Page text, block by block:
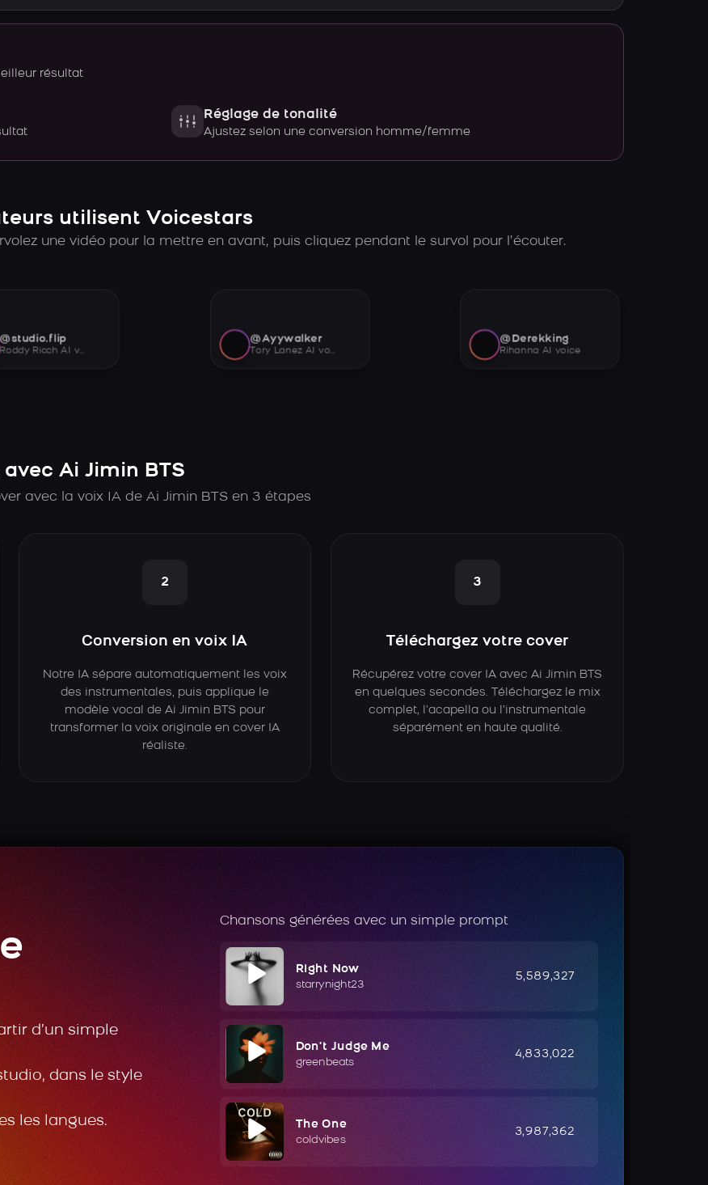
résultat
Réglage de tonalité
Ajustez selon une conversion homme/femme
utilisent Voicestars
une vidéo pour la mettre en avant, puis cliquez pendant le survol pour l’écouter.
@studio.flip
Roddy Ricch AI voice
@Ayywalker
Tory Lanez AI voice
@Derekking
Rihanna AI voice
Ai Jimin BTS
avec la voix IA de Ai Jimin BTS en 3 étapes
2
Conversion en voix IA
Notre IA sépare automatiquement les voix
des instrumentales, puis applique le
modèle vocal de Ai Jimin BTS pour
transformer la voix originale en cover IA
réaliste.
3
Téléchargez votre cover
Récupérez votre cover IA avec Ai Jimin BTS
en quelques secondes. Téléchargez le mix
complet, l’acapella ou l’instrumentale
séparément en haute qualité.
d’un simple
dans le style
les langues.
Chansons générées avec un simple prompt
Right Now
starrynight23
5,589,327
Don't Judge Me
greenbeats
4,833,022
The One
coldvibes
3,987,362